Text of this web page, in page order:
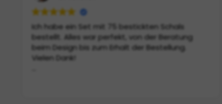
Ich habe ein Set mit 75 bestickten Schals
bestellt. Alles war perfekt, von der Beratung
beim Design bis zum Erhalt der Bestellung.
Vielen Dank!